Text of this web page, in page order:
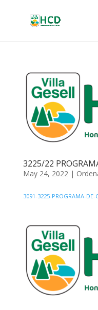
3225/22
May 24, 2022|
3091-3225-PROGRAMA-DE-